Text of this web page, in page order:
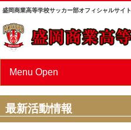
盛岡商業高等学校サッカー部オフィシャルサイト
Menu Open
ニュース
スケジュール
最新活動情報